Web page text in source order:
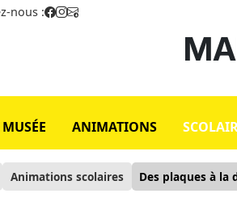
nous :
MUSÉE ANIMATIONS
Animations scolaires Des plaques à la